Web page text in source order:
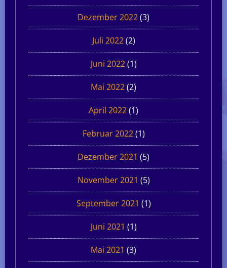
Dezember 2022(3)
Juli 2022(2)
Juni 2022(1)
Mai 2022(2)
April 2022(1)
Februar 2022(1)
Dezember 2021 (5)
November 2021 (5)
September 2021 (1)
Juni 2021 (1)
Mai 2021 (3)